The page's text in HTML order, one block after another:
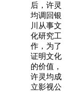
后，许灵
均调回银
川从事文
化研究工
作，为了
证明文化
的价值，
许灵均成
立影视公